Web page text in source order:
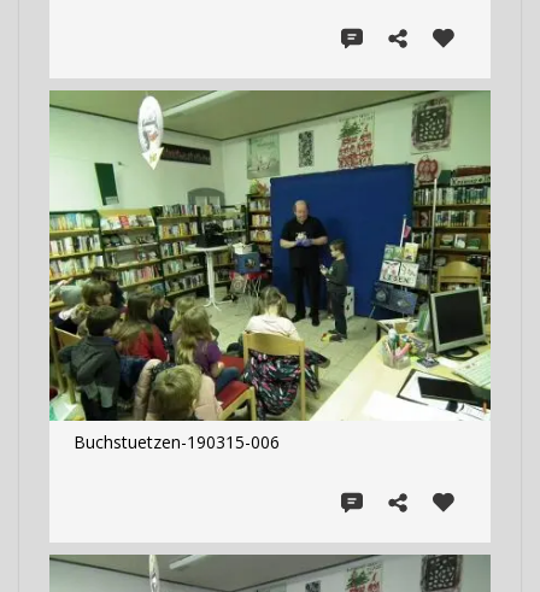
Buchstuetzen-190315-006